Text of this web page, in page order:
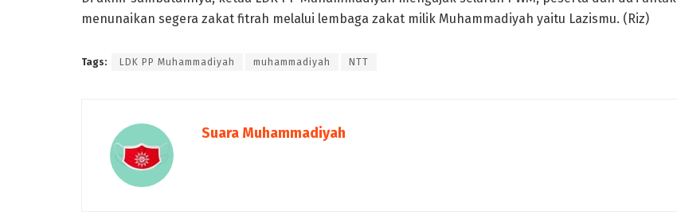
menunaikan segera zakat fitrah melalui lembaga zakat milik Muhammadiyah yaitu Lazismu. (Riz)
Tags: LDK PP Muhammadiyah muhammadiyah NTT
Suara Muhammadiyah